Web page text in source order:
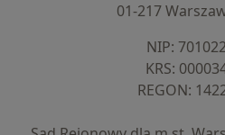
01-217
NIP:
KRS:
REGON: